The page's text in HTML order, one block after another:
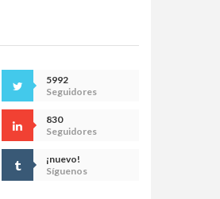
5992
Seguidores
830
Seguidores
¡nuevo!
Síguenos